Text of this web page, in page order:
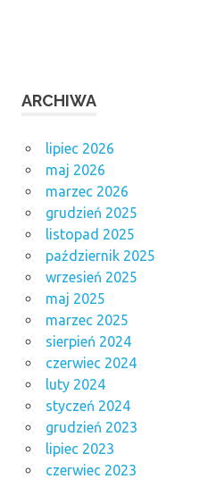
ARCHIWA
lipiec 2026
maj 2026
marzec 2026
grudzień 2025
listopad 2025
październik 2025
wrzesień 2025
maj 2025
marzec 2025
sierpień 2024
czerwiec 2024
luty 2024
styczeń 2024
grudzień 2023
lipiec 2023
czerwiec 2023